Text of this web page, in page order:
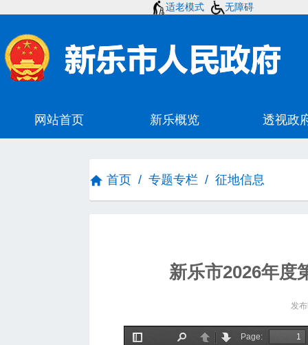
适老模式 无障碍
首页 / 专题专栏 / 征地信息
新乐市2026年度
发